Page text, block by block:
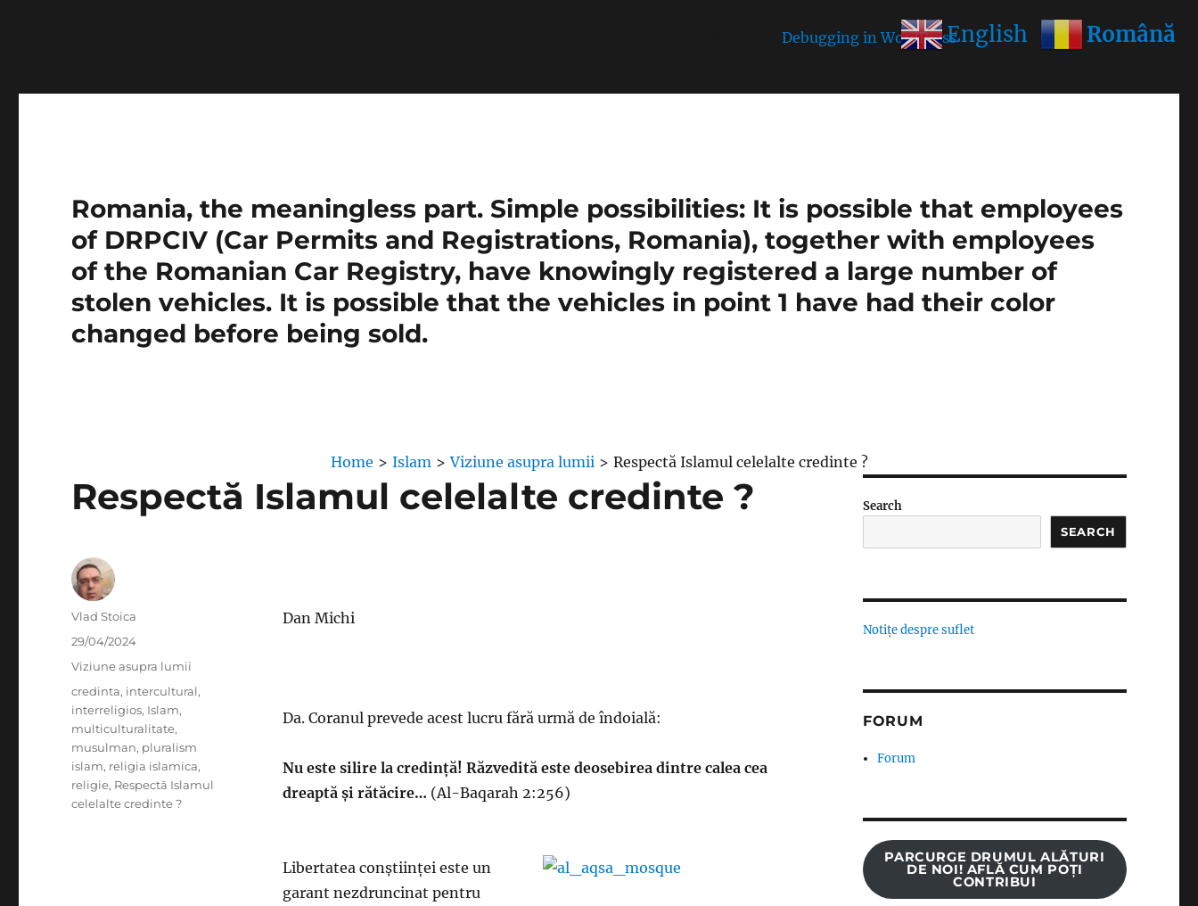
Debugging in WordPressfor more information. (This
Romania, the meaningless part. Simple possibilities: It is possible that employees
of DRPCIV (Car Permits and Registrations, Romania), together with employees
of the Romanian Car Registry, have knowingly registered a large number of
stolen vehicles. It is possible that the vehicles in point 1 have had their color
changed before being sold.
Home > Islam > Viziune asupra lumii > Respectă Islamul celelalte credinte ?
Respectă Islamul celelalte credinte ?
Dan Michi
Da. Coranul prevede acest lucru fără urmă de îndoială:
Nu este silire la credință! Răzvedită este deosebirea dintre calea cea
dreaptă și rătăcire… (Al-Baqarah 2:256)
Libertatea conștiinței este un
garant nezdruncinat pentru
Author
Vlad Stoica
Posted
on
29/04/2024
Categories
Viziune asupra lumii
Tags
credinta, intercultural,
interreligios, Islam,
multiculturalitate,
musulman, pluralism
islam, religia islamica,
religie, Respectă Islamul
celelalte credinte ?
Search
SEARCH
Notițe despre suflet
FORUM
Forum
PARCURGE DRUMUL ALĂTURI
DE NOI! AFLĂ CUM POȚI
CONTRIBUI
English Română